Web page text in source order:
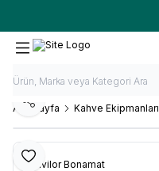
Ana Sayfa Kahve Ekipmanları
Favoriye Ekle
Paylaş
Bravilor Bonamat